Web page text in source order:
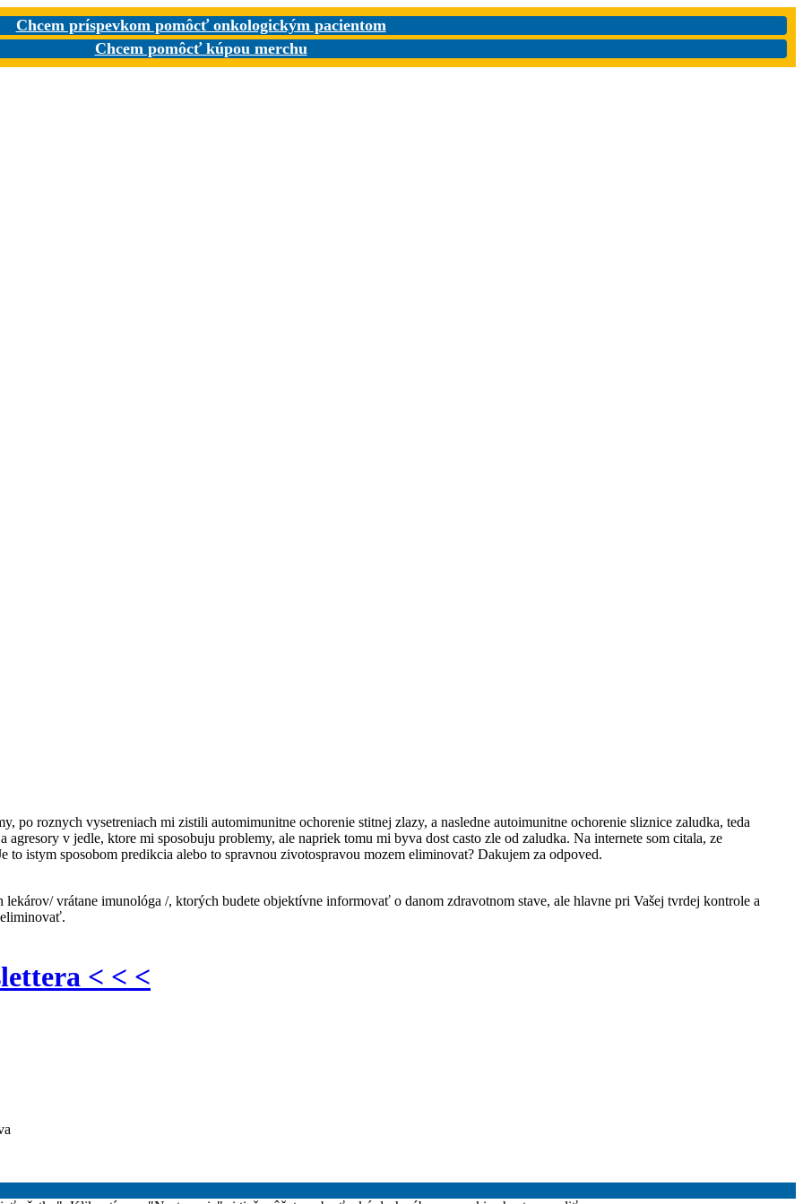
Chcem príspevkom pomôcť onkologickým pacientom
Chcem pomôcť kúpou merchu
po roznych vysetreniach mi zistili automimunitne ochorenie stitnej zlazy, a nasledne autoimunitne ochorenie sliznice zaludka, teda
agresory v jedle, ktore mi sposobuju problemy, ale napriek tomu mi byva dost casto zle od zaludka. Na internete som citala, ze
to istym sposobom predikcia alebo to spravnou zivotospravou mozem eliminovat? Dakujem za odpoved.
vrátane imunológa /, ktorých budete objektívne informovať o danom zdravotnom stave, ale hlavne pri Vašej tvrdej kontrole a
< < <